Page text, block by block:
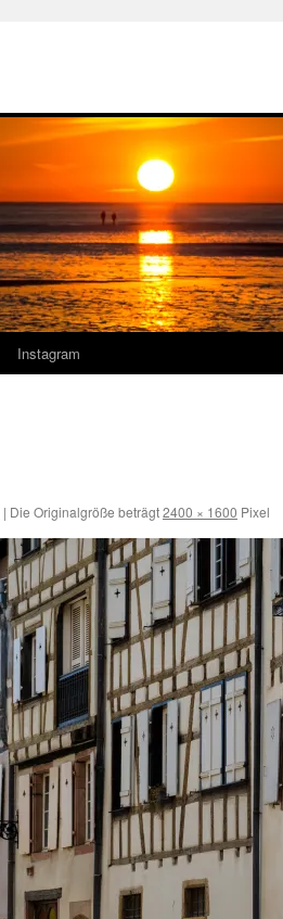
Instagram
| Die Originalgröße beträgt2400 × 1600 Pixel